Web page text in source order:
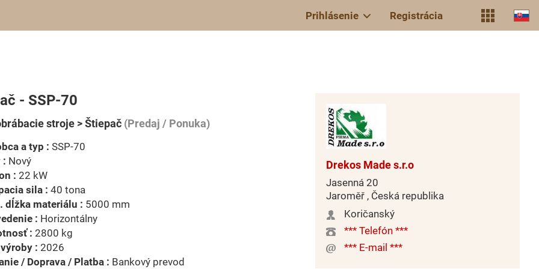
Prihlásenie Registrácia
- SSP-70
stroje > Štiepač (Predaj / Ponuka)
a typ : SSP-70
: Nový
: 22 kW
sila : 40 tona
dĺžka materiálu : 5000 mm
: Horizontálny
: 2800 kg
: 2026
/ Doprava / Platba : Bankový prevod
Drekos Made s.r.o
Jasenná 20
Jaroměř , Česká republika
Koričanský
*** Telefón ***
*** E-mail ***